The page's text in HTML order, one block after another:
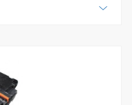
čo ju robí
že vaše tlačové
uspokojené.